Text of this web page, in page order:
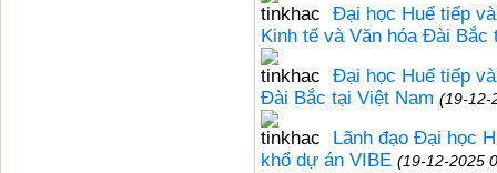
Đại học Huế tiếp
Kinh tế và Văn hóa Đài Bắc
Đại học Huế tiếp
Đài Bắc tại Việt Nam (19-12-
Lãnh đạo Đại học
khổ dự án VIBE (19-12-2025